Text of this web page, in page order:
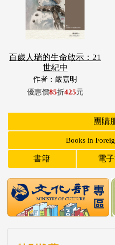
百歲人瑞的生命啟示：21
世紀中
作者：嚴嘉明
優惠價85折425元
團購
Books in
書籍 電